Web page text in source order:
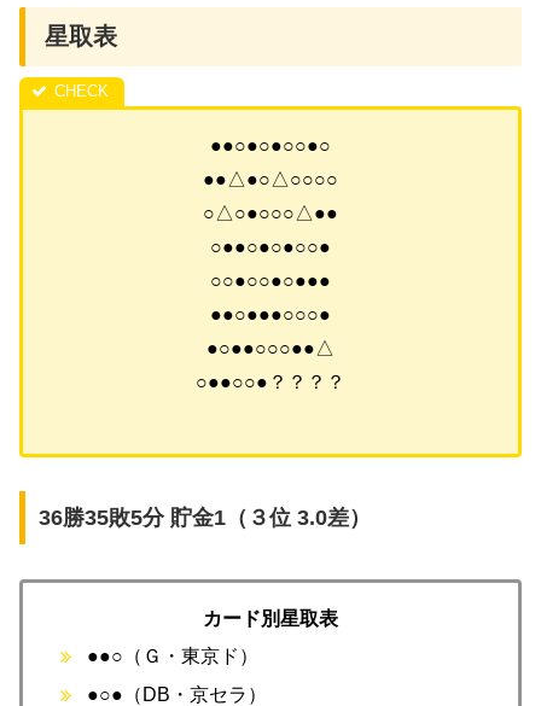
星取表
●●○●○●○○●○
●●△●○△○○○○
○△○●○○○△●●
○●●○●○●○○●
○○●○○●○●●●
●●○●●●○○○●
●○●●○○○●●△
○●●○○●？？？？
36勝35敗5分 貯金1（３位 3.0差）
カード別星取表
●●○（Ｇ・東京ド）
●○●（DB・京セラ）